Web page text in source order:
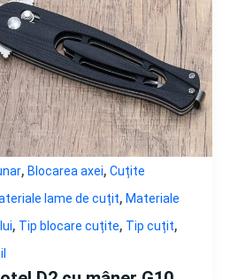
, Blocarea axei, Cuțite
lame de cuțit, Materiale
, Tip blocare cuțite, Tip cuțit,